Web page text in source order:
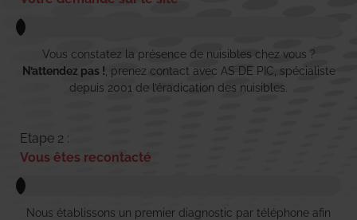
Vous constatez la présence de nuisibles chez vous ?
N’attendez pas ! , prenez contact avec AS DE PIC, spécialiste
depuis 2001 de l’éradication des nuisibles.
Etape 2 :
Vous êtes recontacté
Nous établissons un premier diagnostic par téléphone afin